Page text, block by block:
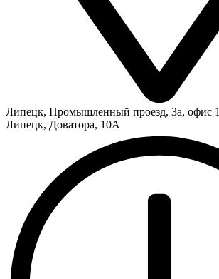
Липецк, Промышленный проезд, 3а, офис 1
Липецк, Доватора, 10А